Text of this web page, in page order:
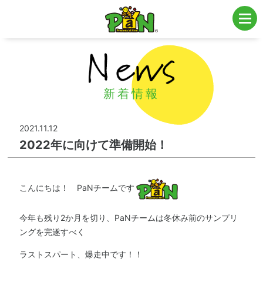
子育て・ファミリー層向け販促・全国エリアの私立・公立幼稚園・保育園・こども
園にてサンプリング・プロモーションを実施
新着情報
2021.11.12
2022年に向けて準備開始！
こんにちは！ PaNチームです
今年も残り2か月を切り、PaNチームは冬休み前のサンプリ
ングを完遂すべく
ラストスパート、爆走中です！！